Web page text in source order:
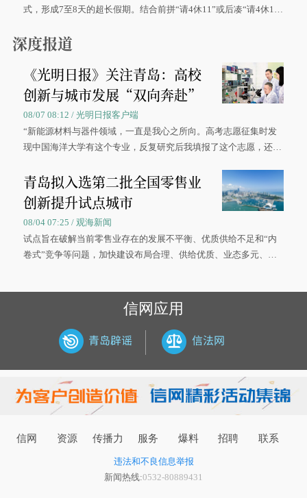
式，形成7至8天的超长假期。结合前拼“请4休11”或后凑“请4休1
深度报道
《光明日报》关注青岛：高校
创新与城市发展“双向奔赴”
08/07 08:12 / 光明日报客户端
“新能源材料与器件领域，一直是我心之所向。高考志愿征集时发
现中国海洋大学有这个专业，反复研究后我填报了这个志愿，还真
大学材料科学与工程学院材料类专业的录取通知书。
青岛拟入选第二批全国零售业
创新提升试点城市
08/04 07:25 / 观海新闻
试点旨在破解当前零售业存在的发展不平衡、优质供给不足和“内
卷式”竞争等问题，加快建设布局合理、供给优质、业态多元、智
信网应用
信网 资源 传播力 服务 爆料 招聘 联系
违法和不良信息举报
新闻热线:0532-80889431